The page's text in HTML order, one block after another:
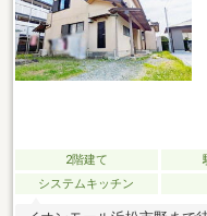
2階建て
システムキッチン